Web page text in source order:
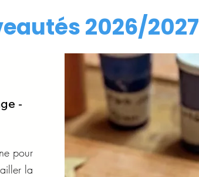
2026/2027
-
pour
la